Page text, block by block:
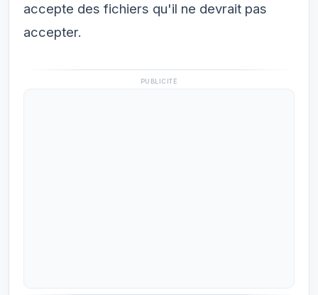
accepte des fichiers qu'il ne devrait pas
accepter.
PUBLICITÉ